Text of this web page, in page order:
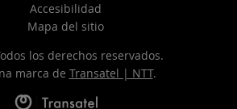
Accesibilidad
Mapa del sitio
los derechos reservados.
marca de Transatel | NTT.